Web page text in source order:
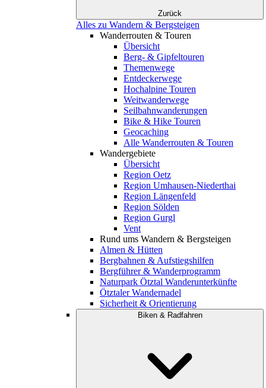
Zurück
Alles zu Wandern & Bergsteigen
Wanderrouten & Touren
Übersicht
Berg- & Gipfeltouren
Themenwege
Entdeckerwege
Hochalpine Touren
Weitwanderwege
Seilbahnwanderungen
Bike & Hike Touren
Geocaching
Alle Wanderrouten & Touren
Wandergebiete
Übersicht
Region Oetz
Region Umhausen-Niederthai
Region Längenfeld
Region Sölden
Region Gurgl
Vent
Rund ums Wandern & Bergsteigen
Almen & Hütten
Bergbahnen & Aufstiegshilfen
Bergführer & Wanderprogramm
Naturpark Ötztal Wanderunterkünfte
Ötztaler Wandernadel
Sicherheit & Orientierung
Biken & Radfahren